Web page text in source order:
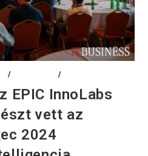
/ /
EPIC InnoLabs
vett az
2024